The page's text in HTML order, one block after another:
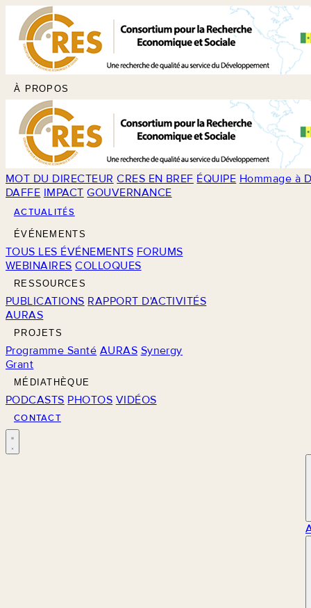
À PROPOS
MOT DU DIRECTEUR CRES EN BREF ÉQUIPE Hommage à
DAFFE IMPACT GOUVERNANCE
ACTUALITÉS
ÉVÉNEMENTS
TOUS LES ÉVÉNEMENTS FORUMS
WEBINAIRES COLLOQUES
RESSOURCES
PUBLICATIONS RAPPORT D'ACTIVITÉS
AURAS
PROJETS
Programme Santé AURAS Synergy
Grant
MÉDIATHÈQUE
PODCASTS PHOTOS VIDÉOS
CONTACT